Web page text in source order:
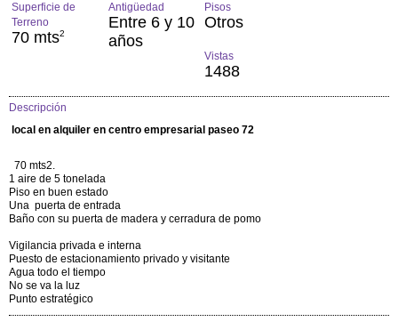
Superficie de
Terreno
70 mts2
Antigüedad
Entre 6 y 10
años
Pisos
Otros
Vistas
1488
Descripción
local en alquiler en centro empresarial paseo 72
70 mts2.
1 aire de 5 tonelada
Piso en buen estado
Una puerta de entrada
Baño con su puerta de madera y cerradura de pomo
Vigilancia privada e interna
Puesto de estacionamiento privado y visitante
Agua todo el tiempo
No se va la luz
Punto estratégico